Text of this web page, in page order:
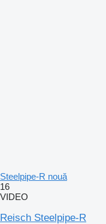
Steelpipe-R nouă
16
VIDEO
Reisch Steelpipe-R